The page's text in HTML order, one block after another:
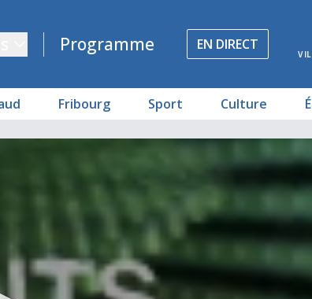
Programme EN DIRECT
Fribourg Sport Culture